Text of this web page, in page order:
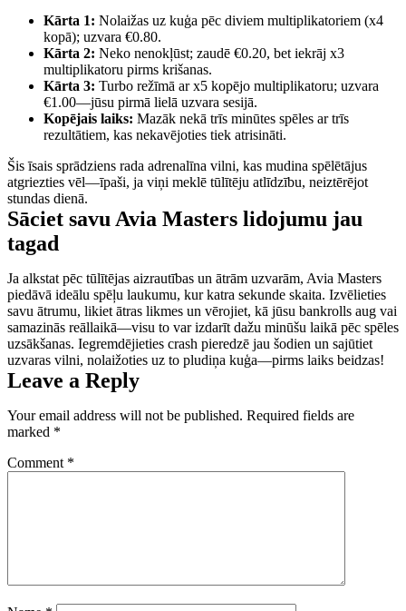
Kārta 1: Nolaižas uz kuģa pēc diviem multiplikatoriem (x4
kopā); uzvara €0.80.
Kārta 2: Neko nenokļūst; zaudē €0.20, bet iekrāj x3
multiplikatoru pirms krišanas.
Kārta 3: Turbo režīmā ar x5 kopējo multiplikatoru; uzvara
€1.00—jūsu pirmā lielā uzvara sesijā.
Kopējais laiks: Mazāk nekā trīs minūtes spēles ar trīs
rezultātiem, kas nekavējoties tiek atrisināti.
Šis īsais sprādziens rada adrenalīna vilni, kas mudina spēlētājus
atgriezties vēl—īpaši, ja viņi meklē tūlītēju atlīdzību, neiztērējot
stundas dienā.
Sāciet savu Avia Masters lidojumu jau
tagad
Ja alkstat pēc tūlītējas aizrautības un ātrām uzvarām, Avia Masters
piedāvā ideālu spēļu laukumu, kur katra sekunde skaita. Izvēlieties
savu ātrumu, likiet ātras likmes un vērojiet, kā jūsu bankrolls aug vai
samazinās reāllaikā—visu to var izdarīt dažu minūšu laikā pēc spēles
uzsākšanas. Iegremdējieties crash pieredzē jau šodien un sajūtiet
uzvaras vilni, nolaižoties uz to pludiņa kuģa—pirms laiks beidzas!
Leave a Reply
Your email address will not be published. Required fields are
marked *
Comment *